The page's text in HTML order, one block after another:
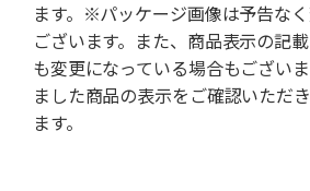
ます。※パッケージ画像は予告な
ございます。また、商品表示の記
も変更になっている場合もござい
ました商品の表示をご確認いただ
ます。